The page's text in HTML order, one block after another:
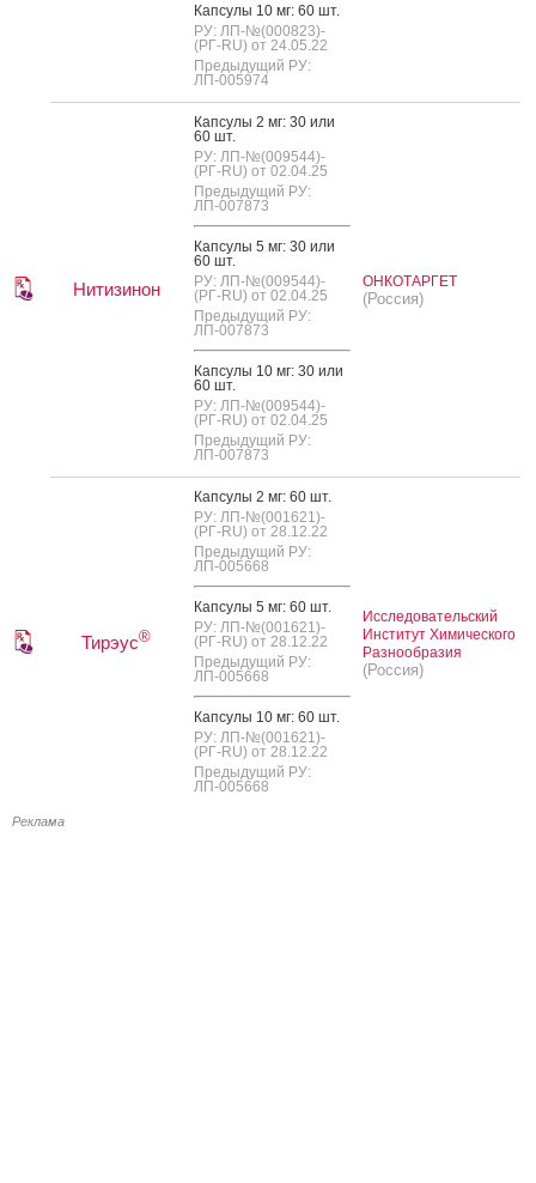
Кап­су­лы 10 мг: 60 шт.
РУ: ЛП-№(000823)-
(РГ-RU) от 24.05.22
Предыдущий РУ:
ЛП-005974
Нитизинон
Кап­су­лы 2 мг: 30 или
60 шт.
РУ: ЛП-№(009544)-
(РГ-RU) от 02.04.25
Предыдущий РУ:
ЛП-007873
Кап­су­лы 5 мг: 30 или
60 шт.
РУ: ЛП-№(009544)-
(РГ-RU) от 02.04.25
Предыдущий РУ:
ЛП-007873
Кап­су­лы 10 мг: 30 или
60 шт.
РУ: ЛП-№(009544)-
(РГ-RU) от 02.04.25
Предыдущий РУ:
ЛП-007873
ОНКОТАРГЕТ
(Россия)
Тирэус®
Кап­су­лы 2 мг: 60 шт.
РУ: ЛП-№(001621)-
(РГ-RU) от 28.12.22
Предыдущий РУ:
ЛП-005668
Кап­су­лы 5 мг: 60 шт.
РУ: ЛП-№(001621)-
(РГ-RU) от 28.12.22
Предыдущий РУ:
ЛП-005668
Кап­су­лы 10 мг: 60 шт.
РУ: ЛП-№(001621)-
(РГ-RU) от 28.12.22
Предыдущий РУ:
ЛП-005668
Исследовательский
Институт Химического
Разнообразия
(Россия)
Реклама